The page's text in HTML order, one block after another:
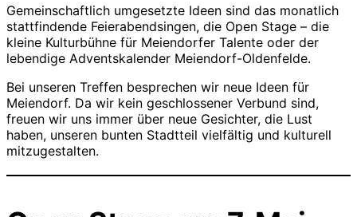
Gemeinschaftlich umgesetzte Ideen sind das monatlich
stattfindende Feierabendsingen, die Open Stage – die
kleine Kulturbühne für Meiendorfer Talente oder der
lebendige Adventskalender Meiendorf-Oldenfelde.
Bei unseren Treffen besprechen wir neue Ideen für
Meiendorf. Da wir kein geschlossener Verbund sind,
freuen wir uns immer über neue Gesichter, die Lust
haben, unseren bunten Stadtteil vielfältig und kulturell
mitzugestalten.